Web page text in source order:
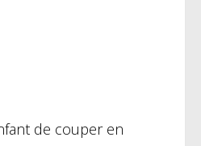
de couper en